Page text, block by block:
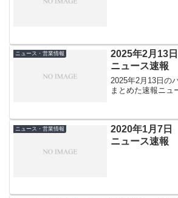
ニュース・営業情報
2025年2月13
ニュース速報
2025年2月13日の
まとめた速報ニュ
ニュース・営業情報
2020年1月7
ニュース速報